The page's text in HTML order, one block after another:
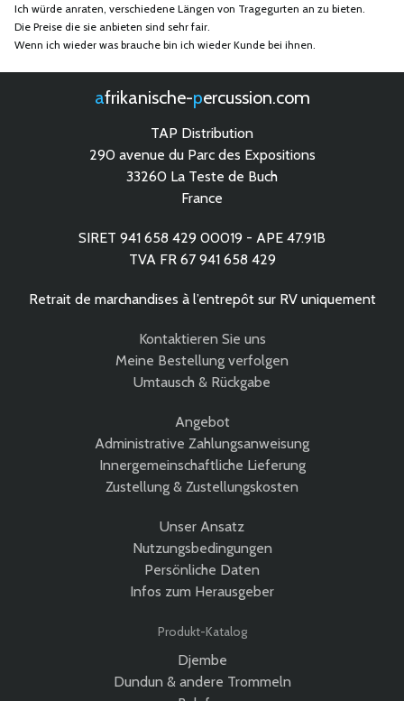
Ich würde anraten, verschiedene Längen von Tragegurten an zu bieten.
Die Preise die sie anbieten sind sehr fair.
Wenn ich wieder was brauche bin ich wieder Kunde bei ihnen.
afrikanische- percussion.com
TAP Distribution
290 avenue du Parc des Expositions
33260 La Teste de Buch
France
SIRET 941 658 429 00019 - APE 47.91B
TVA FR 67 941 658 429
Retrait de marchandises à l’entrepôt sur RV uniquement
Kontaktieren Sie uns
Meine Bestellung verfolgen
Umtausch & Rückgabe
Angebot
Administrative Zahlungsanweisung
Innergemeinschaftliche Lieferung
Zustellung & Zustellungskosten
Unser Ansatz
Nutzungsbedingungen
Persönliche Daten
Infos zum Herausgeber
Produkt-Katalog
Djembe
Dundun & andere Trommeln